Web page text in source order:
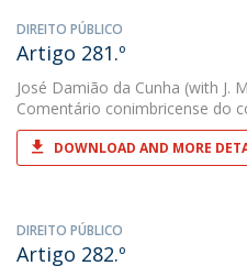
DIREITO PÚBLICO
Artigo 281.º
José Damião da Cunha (with J.
Comentário conimbricense do
DOWNLOAD AND MORE
DIREITO PÚBLICO
Artigo 282.º